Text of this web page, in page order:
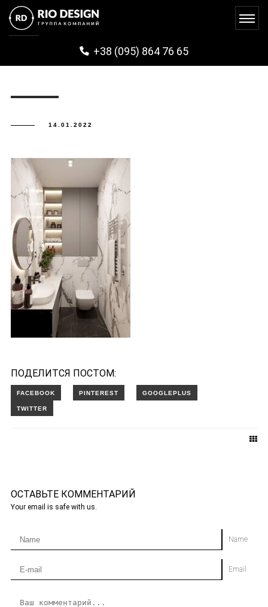
+38 (095) 864 76 65
PHOTO5400372894967642652
14.01.2022
ПОДЕЛИТСЯ ПОСТОМ:
ОСТАВЬТЕ КОММЕНТАРИЙ
Your email is safe with us.
Name
Email